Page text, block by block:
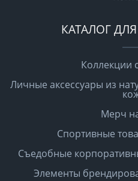
КАТАЛОГ
Коллекции
Личные аксессуары из
Мерч
Спортивные
Съедобные
Элементы